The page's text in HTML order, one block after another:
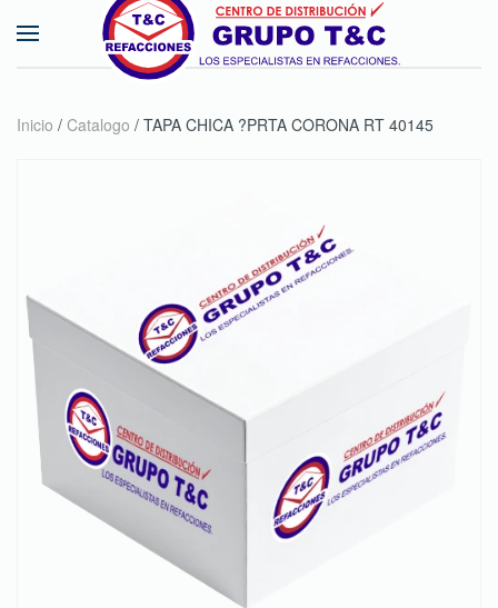
Skip to main content
Inicio / Catalogo / TAPA CHICA ?PRTA CORONA RT 40145